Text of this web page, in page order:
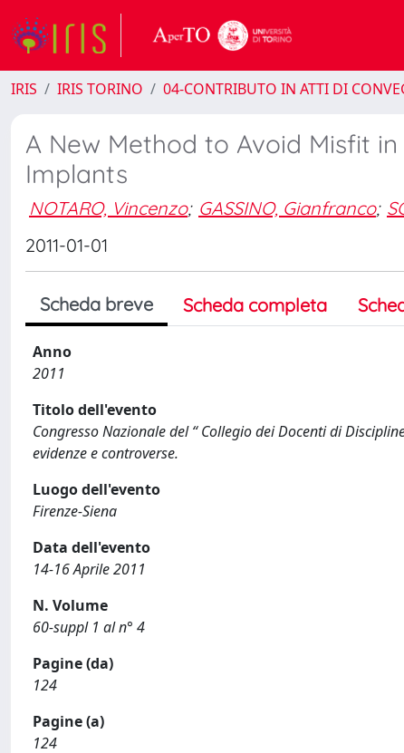
IRIS IRIS TORINO 04-CONTRIBUTO IN ATTI DI
A New Method to Avoid Misfit
Implants
NOTARO, Vincenzo; GASSINO, Gianfranco;
2011-01-01
Scheda breve Scheda completa
Anno
2011
Titolo dell'evento
Congresso Nazionale del “ Collegio dei Docenti di
evidenze e controverse.
Luogo dell'evento
Firenze-Siena
Data dell'evento
14-16 Aprile 2011
N. Volume
60-suppl 1 al n° 4
Pagine (da)
124
Pagine (a)
124